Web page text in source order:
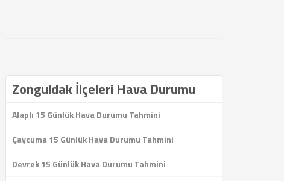
Zonguldak İlçeleri Hava Durumu
Alaplı 15 Günlük Hava Durumu Tahmini
Çaycuma 15 Günlük Hava Durumu Tahmini
Devrek 15 Günlük Hava Durumu Tahmini